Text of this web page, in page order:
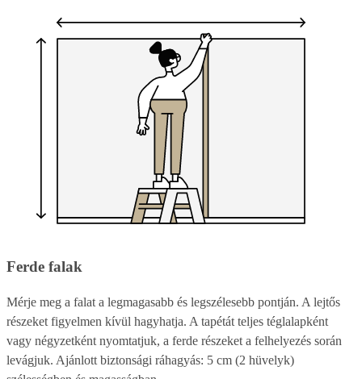
Ferde falak
Mérje meg a falat a legmagasabb és legszélesebb pontján. A lejtős
részeket figyelmen kívül hagyhatja. A tapétát teljes téglalapként
vagy négyzetként nyomtatjuk, a ferde részeket a felhelyezés során
levágjuk. Ajánlott biztonsági ráhagyás: 5 cm (2 hüvelyk)